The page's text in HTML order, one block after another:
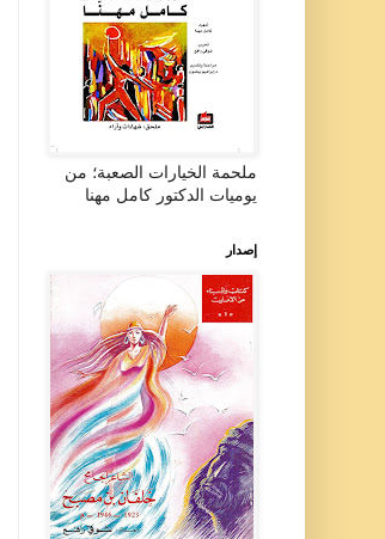
ملحمة الخيارات الصعبة؛ من
يوميات الدكتور كامل مهنا
إصدار